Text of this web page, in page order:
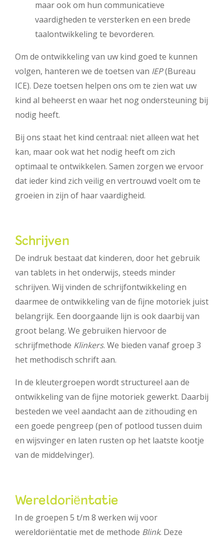
maar ook om hun communicatieve
vaardigheden te versterken en een brede
taalontwikkeling te bevorderen.
Om de ontwikkeling van uw kind goed te kunnen
volgen, hanteren we de toetsen van IEP(Bureau
ICE). Deze toetsen helpen ons om te zien wat uw
kind al beheerst en waar het nog ondersteuning bij
nodig heeft.
Bij ons staat het kind centraal: niet alleen wat het
kan, maar ook wat het nodig heeft om zich
optimaal te ontwikkelen. Samen zorgen we ervoor
dat ieder kind zich veilig en vertrouwd voelt om te
groeien in zijn of haar vaardigheid.
Schrijven
De indruk bestaat dat kinderen, door het gebruik
van tablets in het onderwijs, steeds minder
schrijven. Wij vinden de schrijfontwikkeling en
daarmee de ontwikkeling van de fijne motoriek juist
belangrijk. Een doorgaande lijn is ook daarbij van
groot belang. We gebruiken hiervoor de
schrijfmethode Klinkers. We bieden vanaf groep 3
het methodisch schrift aan.
In de kleutergroepen wordt structureel aan de
ontwikkeling van de fijne motoriek gewerkt. Daarbij
besteden we veel aandacht aan de zithouding en
een goede pengreep (pen of potlood tussen duim
en wijsvinger en laten rusten op het laatste kootje
van de middelvinger).
Wereldoriëntatie
In de groepen 5 t/m 8 werken wij voor
wereldoriëntatie met de methode Blink. Deze